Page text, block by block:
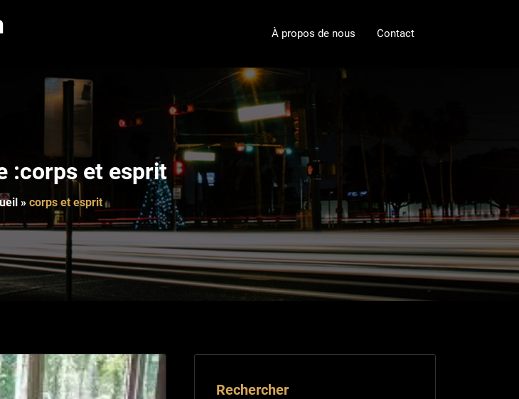
À propos de nous Contact
:corps et esprit
» corps et esprit
Rechercher